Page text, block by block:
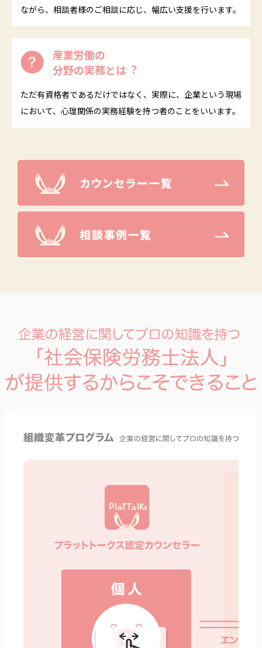
ながら、相談者様のご相談に応じ、幅広い支援を行います。
産業労働の
分野の実務とは︖
ただ有資格者であるだけではなく、実際に、企業という現場
において、心理関係の実務経験を持つ者のことをいいます。